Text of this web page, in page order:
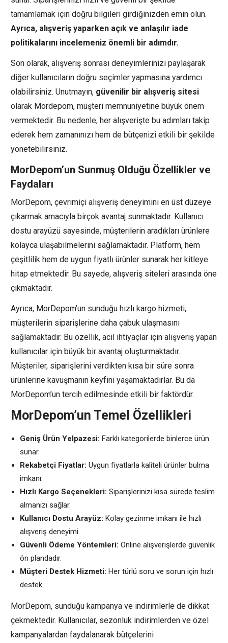
tamamlamak için doğru bilgileri girdiğinizden emin olun.
Ayrıca, alışveriş yaparken açık ve anlaşılır iade
politikalarını incelemeniz önemli bir adımdır.
Son olarak, alışveriş sonrası deneyimlerinizi paylaşarak
diğer kullanıcıların doğru seçimler yapmasına yardımcı
olabilirsiniz. Unutmayın, güvenilir bir alışveriş sitesi
olarak Mordepom, müşteri memnuniyetine büyük önem
vermektedir. Bu nedenle, her alışverişte bu adımları takip
ederek hem zamanınızı hem de bütçenizi etkili bir şekilde
yönetebilirsiniz.
MorDepom’un Sunmuş Olduğu Özellikler ve
Faydaları
MorDepom, çevrimiçi alışveriş deneyimini en üst düzeye
çıkarmak amacıyla birçok avantaj sunmaktadır. Kullanıcı
dostu arayüzü sayesinde, müşterilerin aradıkları ürünlere
kolayca ulaşabilmelerini sağlamaktadır. Platform, hem
çeşitlilik hem de uygun fiyatlı ürünler sunarak her kitleye
hitap etmektedir. Bu sayede, alışveriş siteleri arasında öne
çıkmaktadır.
Ayrıca, MorDepom’un sunduğu hızlı kargo hizmeti,
müşterilerin siparişlerine daha çabuk ulaşmasını
sağlamaktadır. Bu özellik, acil ihtiyaçlar için alışveriş yapan
kullanıcılar için büyük bir avantaj oluşturmaktadır.
Müşteriler, siparişlerini verdikten kısa bir süre sonra
ürünlerine kavuşmanın keyfini yaşamaktadırlar. Bu da
MorDepom’un tercih edilmesinde etkili bir faktördür.
MorDepom’un Temel Özellikleri
Geniş Ürün Yelpazesi: Farklı kategorilerde binlerce ürün
sunar.
Rekabetçi Fiyatlar: Uygun fiyatlarla kaliteli ürünler bulma
imkanı.
Hızlı Kargo Seçenekleri: Siparişlerinizi kısa sürede teslim
almanızı sağlar.
Kullanıcı Dostu Arayüz: Kolay gezinme imkanı ile hızlı
alışveriş deneyimi.
Güvenli Ödeme Yöntemleri: Online alışverişlerde güvenlik
ön plandadır.
Müşteri Destek Hizmeti: Her türlü soru ve sorun için hızlı
destek.
MorDepom, sunduğu kampanya ve indirimlerle de dikkat
çekmektedir. Kullanıcılar, sezonluk indirimlerden ve özel
kampanyalardan faydalanarak bütçelerini